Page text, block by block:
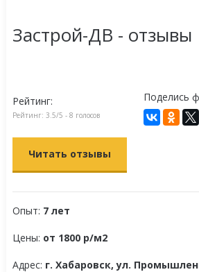
Застрой-ДВ - отзывы
Рейтинг:
Рейтинг: 3.5/5 - 8 голосов
Поделись
Читать отзывы
Опыт: 7 лет
Цены: от 1800 р/м2
Адрес: г. Хабаровск, ул.